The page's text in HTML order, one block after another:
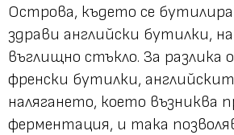
Острова, където се
здрави английски бутилки,
въглищно стъкло. За разлика
френски бутилки,
налягането, което възниква
ферментация, и така